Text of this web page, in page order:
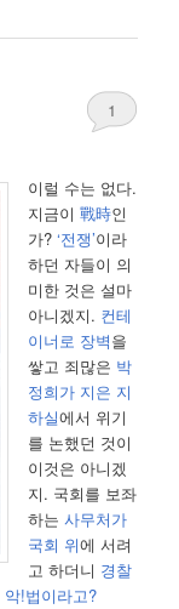
1
이럴 수는 없다.
지금이戰時인
가?‘전쟁’이라
하던 자들이 의
미한 것은 설마
아니겠지. 컨테
이너로 장벽을
쌓고 죄많은 박
정희가 지은 지
하실에서 위기
를 논했던 것이
이것은 아니겠
지. 국회를 보좌
하는사무처가
국회 위에 서려
고 하더니 경찰
악!법이라고?